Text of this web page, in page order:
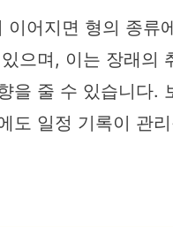
이어지면 형의 종류
으며, 이는 장래의
을 줄 수 있습니다.
도 일정 기록이 관